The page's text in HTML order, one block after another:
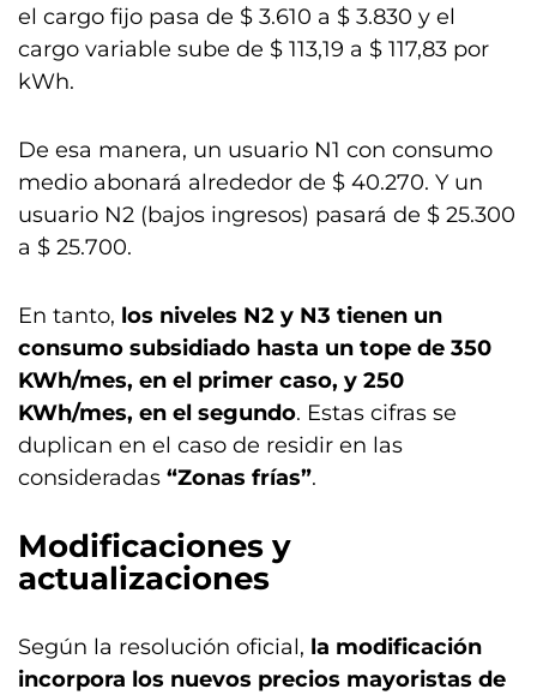
el cargo fijo pasa de $ 3.610 a $ 3.830 y el
cargo variable sube de $ 113,19 a $ 117,83 por
kWh.
De esa manera, un usuario N1 con consumo
medio abonará alrededor de $ 40.270. Y un
usuario N2 (bajos ingresos) pasará de $ 25.300
a $ 25.700.
En tanto, los niveles N2 y N3 tienen un
consumo subsidiado hasta un tope de 350
KWh/mes, en el primer caso, y 250
KWh/mes, en el segundo. Estas cifras se
duplican en el caso de residir en las
consideradas “Zonas frías”.
Modificaciones y
actualizaciones
Según la resolución oficial, la modificación
incorpora los nuevos precios mayoristas de